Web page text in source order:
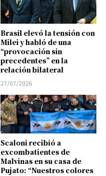
Brasil elevó la tensión con
Milei y habló de una
“provocación sin
precedentes” en la
relación bilateral
27/07/2026
Scaloni recibió a
excombatientes de
Malvinas en su casa de
Pujato: “Nuestros colores